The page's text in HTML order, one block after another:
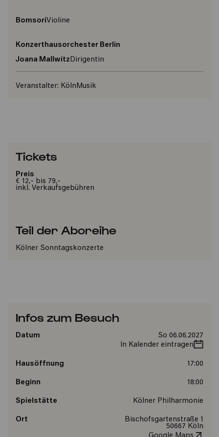
BomsoriVioline
Konzerthausorchester Berlin
Joana MallwitzDirigentin
Veranstalter: KölnMusik
Tickets
Preis
€ 12,- bis 79,-
inkl. Verkaufsgebühren
Teil der Aboreihe
Kölner Sonntagskonzerte
Infos zum Besuch
Datum
So 06.06.2027
In Kalender eintragen
Hausöffnung 17:00
Beginn 18:00
Spielstätte Kölner Philharmonie
Ort
Bischofsgartenstraße 1
50667 Köln